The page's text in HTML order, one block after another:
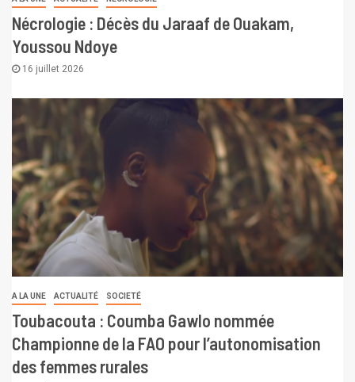
Nécrologie : Décès du Jaraaf de Ouakam,
Youssou Ndoye
16 juillet 2026
A LA UNE ACTUALITÉ SOCIETÉ
Toubacouta : Coumba Gawlo nommée
Championne de la FAO pour l’autonomisation
des femmes rurales